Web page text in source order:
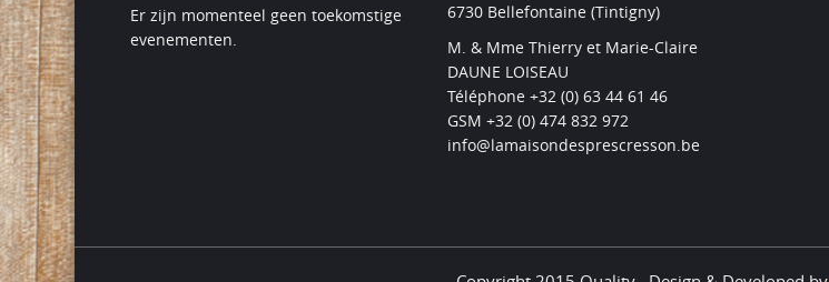
Er zijn momenteel geen toekomstige
evenementen.
6730 Bellefontaine (Tintigny)
M. & Mme Thierry et Marie-Claire
DAUNE LOISEAU
Téléphone +32 (0) 63 44 61 46
GSM +32 (0) 474 832 972
info@lamaisondesprescresson.be